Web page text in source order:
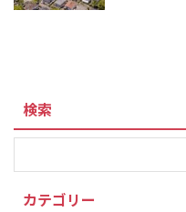
検索
カテゴリー